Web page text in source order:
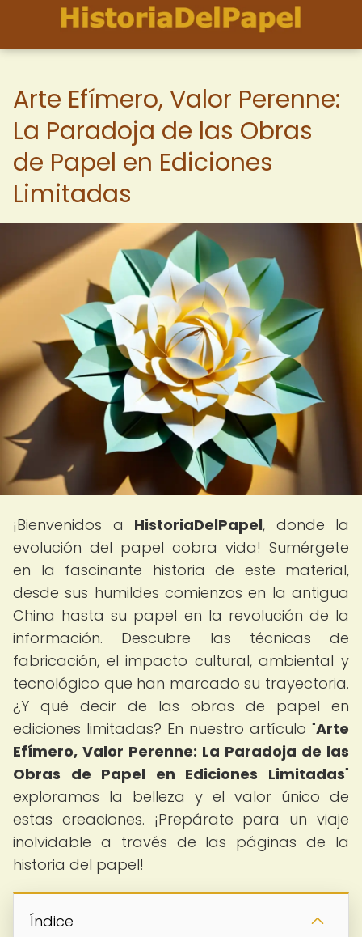
Arte Efímero, Valor Perenne:
La Paradoja de las Obras
de Papel en Ediciones
Limitadas
¡Bienvenidos a HistoriaDelPapel, donde la
evolución del papel cobra vida! Sumérgete
en la fascinante historia de este material,
desde sus humildes comienzos en la antigua
China hasta su papel en la revolución de la
información. Descubre las técnicas de
fabricación, el impacto cultural, ambiental y
tecnológico que han marcado su trayectoria.
¿Y qué decir de las obras de papel en
ediciones limitadas? En nuestro artículo "Arte
Efímero, Valor Perenne: La Paradoja de las
Obras de Papel en Ediciones Limitadas"
exploramos la belleza y el valor único de
estas creaciones. ¡Prepárate para un viaje
inolvidable a través de las páginas de la
historia del papel!
Índice